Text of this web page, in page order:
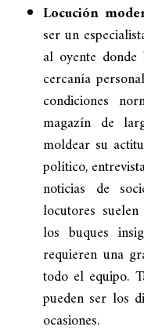
Locución
ser un
al oyente
cercanía
condiciones
magazín de
moldear su
político,
noticias de
locutores
los buques
requieren una
todo el equipo.
pueden ser los
ocasiones.